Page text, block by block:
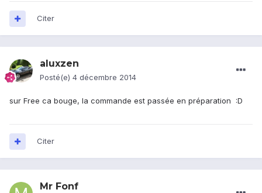
Citer
aluxzen
Posté(e) 4 décembre 2014
sur Free ca bouge, la commande est passée en préparation :D
Citer
Mr Fonf